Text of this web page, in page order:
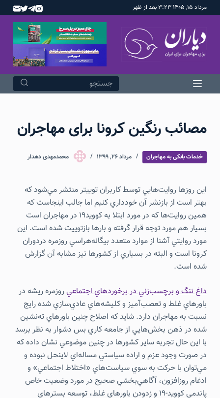
م
مرداد ۱۵, ۱۴۰۵ ۳:۲۳ بعد از ظهر
مصائب رنگین کرونا برای مهاجران
خدمات بانکی به مهاجران مرداد ۲۶, ۱۳۹۹ محمدمهدی دهدار
اين روزها روايت‌هايي توسط كاربران توييتر منتشر مي‌شود كه
بهتر است از بازنشر آن خودداري كنيم اما جالب اينجاست كه
همين روايت‌ها كه در مورد ابتلا به كوويد19 در مهاجران است
بسيار هم مورد توجه قرار گرفته و بارها بازتوييت شده است. اين
مورد روايتي آشنا از موارد متعدد بيگانه‌هراسي روزمره دردوران
كرونا است و البته در بسياري از كشورها نيز مشابه آن گزارش
شده است.
داغ ننگ و برچسب‌زني در برخوردهاي اجتماعيروزمره ريشه در
باورهاي غلط و تعصب‌آميز و كليشه‌هاي عادي‌سازي شده رايج
نسبت به مهاجران دارد. شايد كه اصلاح چنين باورهاي ته‌نشين
شده در ذهن بخش‌هايي از جامعه كاري بس دشوار به نظر برسد
با اين حال تجربه ساير كشورها در چنين موضوعي نشان داده كه
در صورت وجود عزم و اراده سياستي مساله‌اي لاينحل نبوده و
مي‌توان با حركت به سوي سياست‌هاي «اختلاط اجتماعي» و
ادغام روزافزون، آگاهي‌بخشي صحيح در مورد وضعيت خاص
پاندمي كوويد-19 و زدودن باورهاي غلط، توسعه بسترهاي